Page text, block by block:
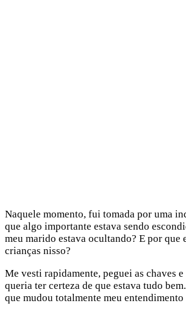
Naquele momento, fui tomada por uma
que algo importante estava sendo
meu marido estava ocultando? E por que
crianças nisso?
Me vesti rapidamente, peguei as chaves
queria ter certeza de que estava tudo
que mudou totalmente meu entendimento